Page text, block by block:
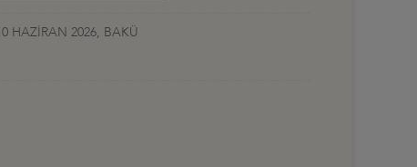
HAZİRAN 2026, BAKÜ